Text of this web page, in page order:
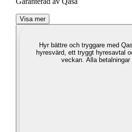
Visa mer
Hyr bättre och tryggare med
hyresvärd, ett tryggt hyresavtal
veckan. Alla